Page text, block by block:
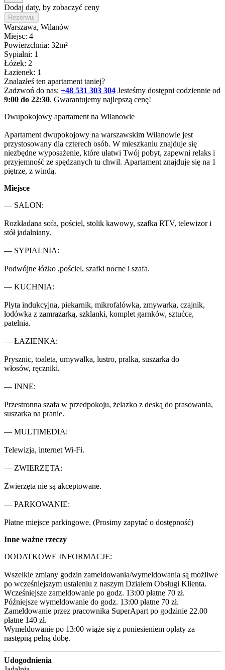
Dodaj daty, by zobaczyć ceny
Rezerwuj
Warszawa, Wilanów
Miejsc: 4
Powierzchnia: 32m²
Sypialni: 1
Łóżek: 2
Łazienek: 1
Znalazłeś ten apartament taniej?
Zadzwoń do nas: +48 531 303 304 Jesteśmy dostępni codziennie od
9:00 do 22:30. Gwarantujemy najlepszą cenę!
Dwupokojowy apartament na Wilanowie
Apartament dwupokojowy na warszawskim Wilanowie jest
przystosowany dla czterech osób. W mieszkaniu znajduje się
niezbędne wyposażenie, które ułatwi Twój pobyt, zapewni relaks i
przyjemność ze spędzanych tu chwil. Apartament znajduje się na 1
piętrze, z windą.
Miejsce
— SALON:
Rozkładana sofa, pościel, stolik kawowy, szafka RTV, telewizor i
stół jadalniany.
— SYPIALNIA:
Podwójne łóżko ,pościel, szafki nocne i szafa.
— KUCHNIA:
Płyta indukcyjna, piekarnik, mikrofalówka, zmywarka, czajnik,
lodówka z zamrażarką, szklanki, komplet garnków, sztućce,
patelnia.
— ŁAZIENKA:
Prysznic, toaleta, umywalka, lustro, pralka, suszarka do
włosów, ręczniki.
— INNE:
Przestronna szafa w przedpokoju, żelazko z deską do prasowania,
suszarka na pranie.
— MULTIMEDIA:
Telewizja, internet Wi-Fi.
— ZWIERZĘTA:
Zwierzęta nie są akceptowane.
— PARKOWANIE:
Płatne miejsce parkingowe. (Prosimy zapytać o dostępność)
Inne ważne rzeczy
DODATKOWE INFORMACJE:
Wszelkie zmiany godzin zameldowania/wymeldowania są możliwe
po wcześniejszym ustaleniu z naszym Działem Obsługi Klienta.
Wcześniejsze zameldowanie po godz. 13:00 płatne 70 zł.
Późniejsze wymeldowanie do godz. 13:00 płatne 70 zł.
Zameldowanie przez pracownika SuperApart po godzinie 22.00
płatne 140 zł.
Wymeldowanie po 13:00 wiąże się z poniesieniem opłaty za
następną pełną dobę.
Udogodnienia